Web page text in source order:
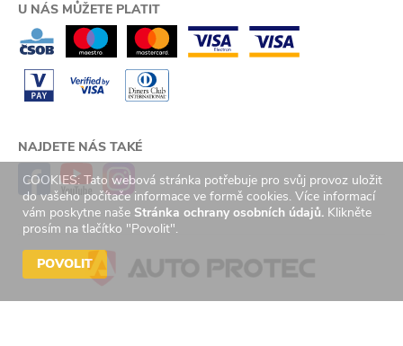
COOKIES: Tato webová stránka potřebuje pro svůj provoz uložit
do vašeho počítače informace ve formě cookies. Více informací
vám poskytne naše Stránka ochrany osobních údajů. Klikněte
prosím na tlačítko "Povolit".
POVOLIT
U NÁS MŮŽETE PLATIT
NAJDETE NÁS TAKÉ